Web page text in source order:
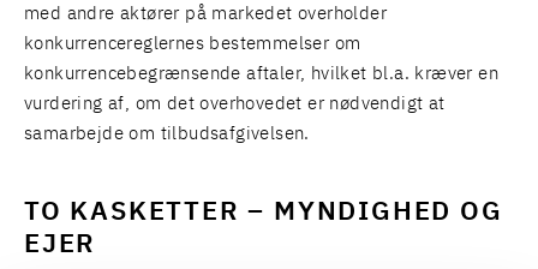
med andre aktører på markedet overholder
konkurrencereglernes bestemmelser om
konkurrencebegrænsende aftaler, hvilket bl.a. kræver en
vurdering af, om det overhovedet er nødvendigt at
samarbejde om tilbudsafgivelsen.
TO KASKETTER – MYNDIGHED OG
EJER